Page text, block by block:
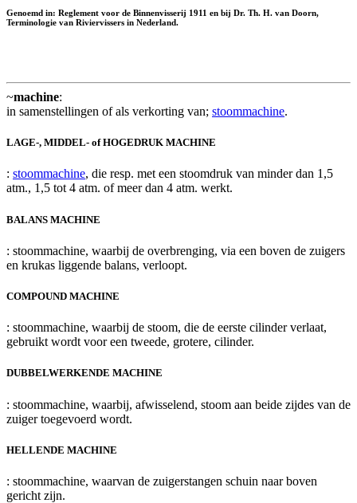
Genoemd in: Reglement voor de Binnenvisserij 1911 en bij Dr. Th. H. van Doorn,
Terminologie van Riviervissers in Nederland.
~machine:
in samenstellingen of als verkorting van; stoommachine.
LAGE-, MIDDEL- of HOGEDRUK MACHINE
: stoommachine, die resp. met een stoomdruk van minder dan 1,5
atm., 1,5 tot 4 atm. of meer dan 4 atm. werkt.
BALANS MACHINE
: stoommachine, waarbij de overbrenging, via een boven de zuigers
en krukas liggende balans, verloopt.
COMPOUND MACHINE
: stoommachine, waarbij de stoom, die de eerste cilinder verlaat,
gebruikt wordt voor een tweede, grotere, cilinder.
DUBBELWERKENDE MACHINE
: stoommachine, waarbij, afwisselend, stoom aan beide zijdes van de
zuiger toegevoerd wordt.
HELLENDE MACHINE
: stoommachine, waarvan de zuigerstangen schuin naar boven
gericht zijn.